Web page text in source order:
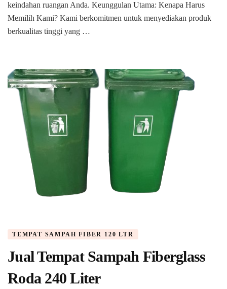
keindahan ruangan Anda. Keunggulan Utama: Kenapa Harus
Memilih Kami? Kami berkomitmen untuk menyediakan produk
berkualitas tinggi yang …
TEMPAT SAMPAH FIBER 120 LTR
Jual Tempat Sampah Fiberglass
Roda 240 Liter